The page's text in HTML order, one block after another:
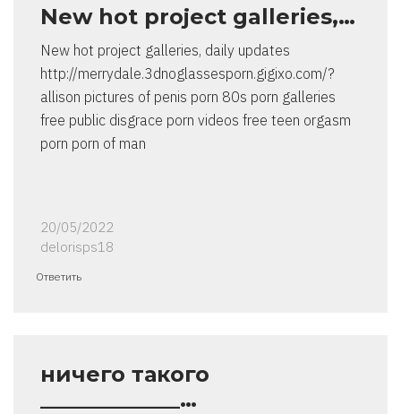
New hot project galleries,…
New hot project galleries, daily updates
http://merrydale.3dnoglassesporn.gigixo.com/?
allison pictures of penis porn 80s porn galleries
free public disgrace porn videos free teen orgasm
porn porn of man
20/05/2022
delorisps18
Ответить
ничего такого
_____________…